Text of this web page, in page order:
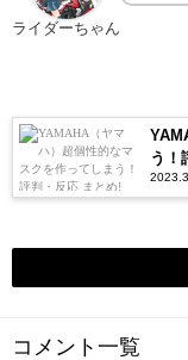
ライダーちゃん
う！
コメント一覧